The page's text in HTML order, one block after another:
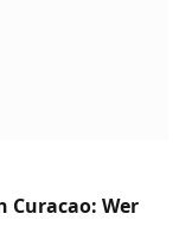
Curacao: Wer